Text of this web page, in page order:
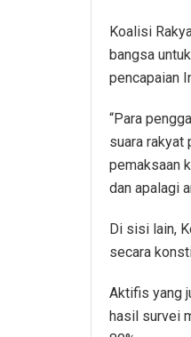
Koalisi
bangsa
pencapaian
“Para
suara rakyat
pemaksaan
dan apalagi
Di sisi lain,
secara
Aktifis yang
hasil survei